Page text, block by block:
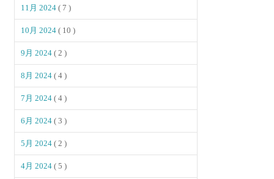
11月 2024( 7 )
10月 2024( 10 )
9月 2024( 2 )
8月 2024( 4 )
7月 2024( 4 )
6月 2024( 3 )
5月 2024( 2 )
4月 2024( 5 )